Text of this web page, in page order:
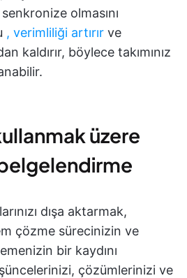
olmasını
, verimliliği artırır ve
kaldırır, böylece takımınız
üzere
dışa aktarmak,
çözme sürecinizin ve
bir kaydını
çözümlerinizi ve